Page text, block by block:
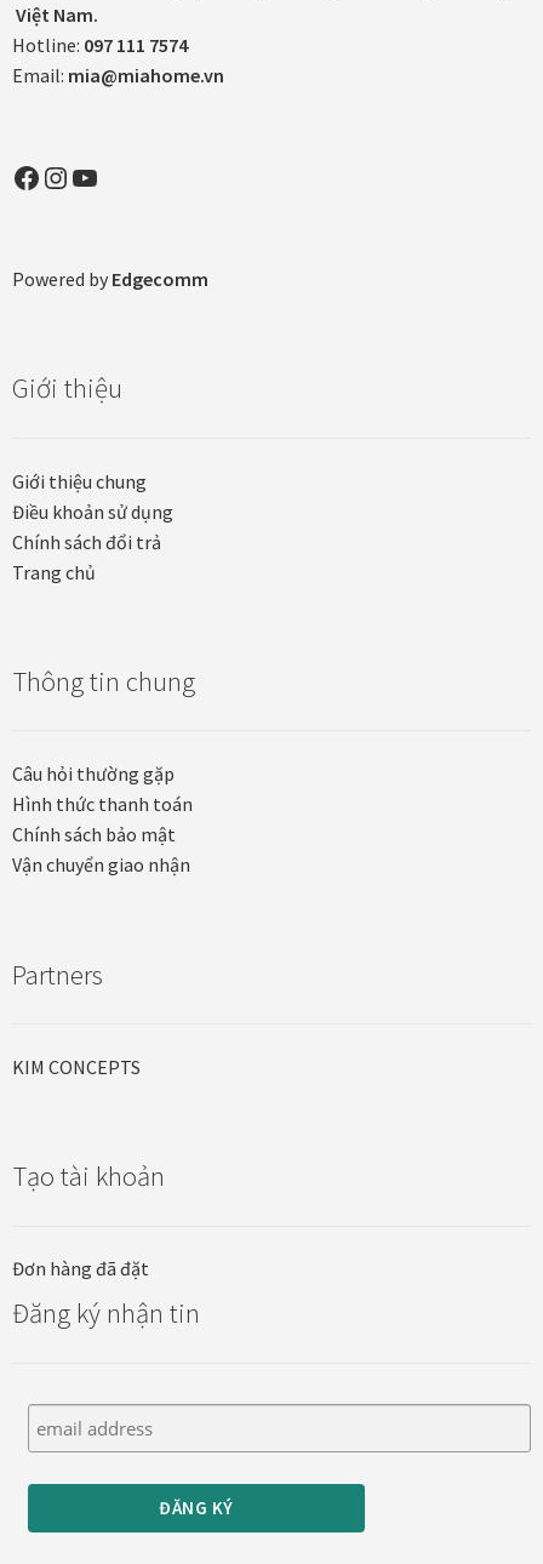
Việt Nam.
Hotline: 097 111 7574
Email: mia@miahome.vn
Facebook
Instagram
YouTube
Powered by Edgecomm
Giới thiệu
Giới thiệu chung
Điều khoản sử dụng
Chính sách đổi trả
Trang chủ
Thông tin chung
Câu hỏi thường gặp
Hình thức thanh toán
Chính sách bảo mật
Vận chuyển giao nhận
Partners
KIM CONCEPTS
Tạo tài khoản
Đơn hàng đã đặt
Đăng ký nhận tin